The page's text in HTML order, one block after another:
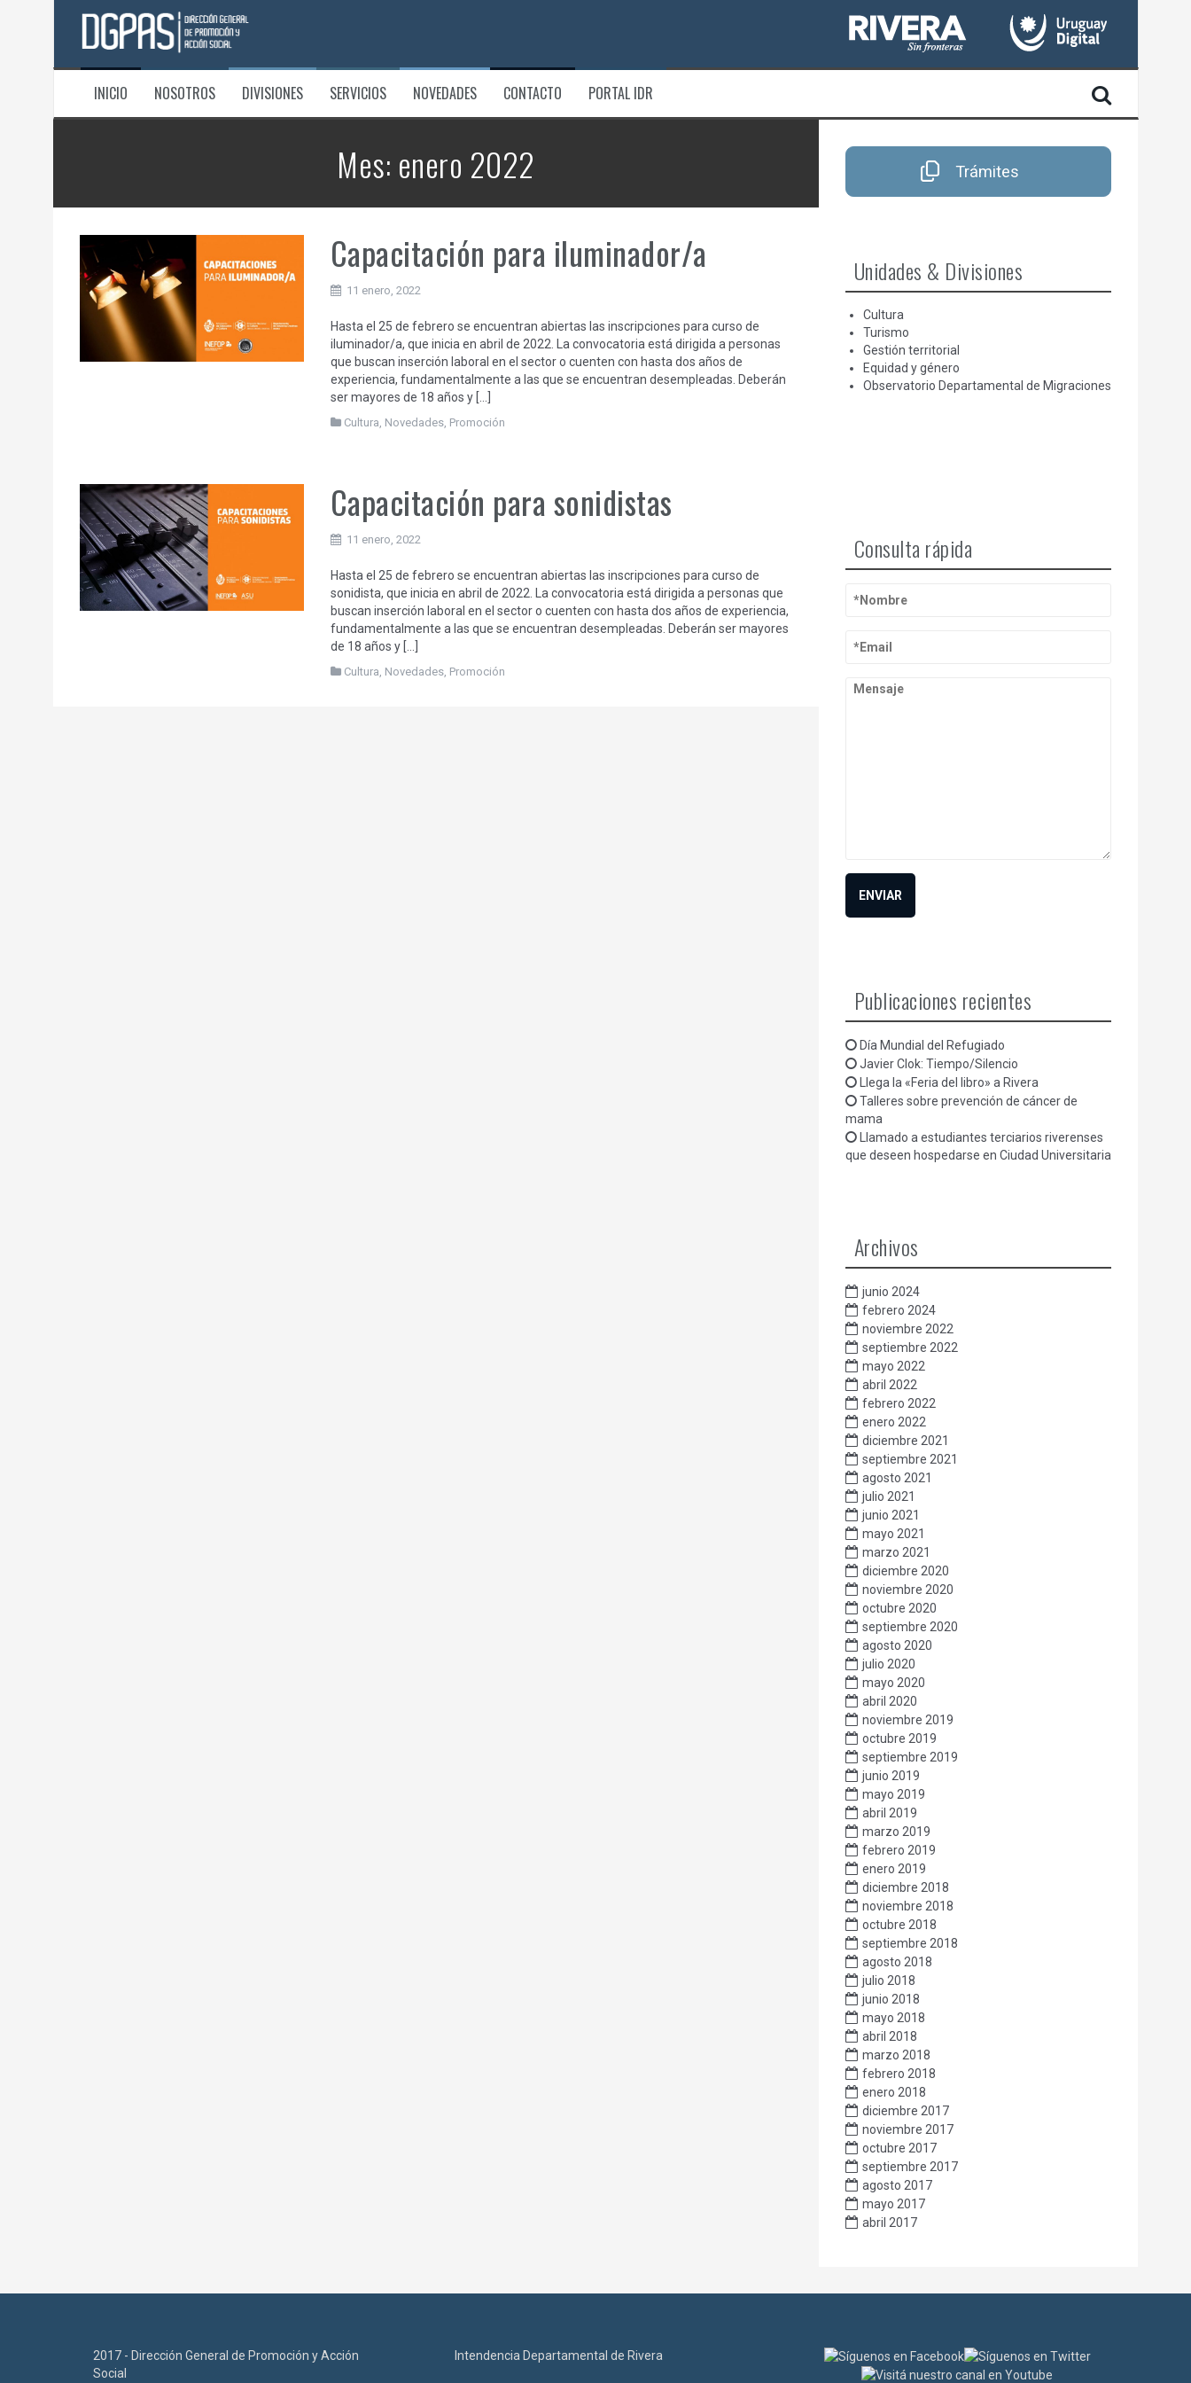
INICIO NOSOTROS DIVISIONES SERVICIOS NOVEDADES CONTACTO PORTAL IDR
Mes: enero 2022
Capacitación para iluminador/a
11 enero, 2022
Hasta el 25 de febrero se encuentran abiertas las inscripciones para curso de
iluminador/a, que inicia en abril de 2022. La convocatoria está dirigida a personas
que buscan inserción laboral en el sector o cuenten con hasta dos años de
experiencia, fundamentalmente a las que se encuentran desempleadas. Deberán
ser mayores de 18 años y […]
Cultura, Novedades, Promoción
Capacitación para sonidistas
11 enero, 2022
Hasta el 25 de febrero se encuentran abiertas las inscripciones para curso de
sonidista, que inicia en abril de 2022. La convocatoria está dirigida a personas que
buscan inserción laboral en el sector o cuenten con hasta dos años de experiencia,
fundamentalmente a las que se encuentran desempleadas. Deberán ser mayores
de 18 años y […]
Cultura, Novedades, Promoción
Trámites
Unidades & Divisiones
Cultura
Turismo
Gestión territorial
Equidad y género
Observatorio Departamental de Migraciones
Consulta rápida
Publicaciones recientes
Día Mundial del Refugiado
Javier Clok: Tiempo/Silencio
Llega la «Feria del libro» a Rivera
Talleres sobre prevención de cáncer de
mama
Llamado a estudiantes terciarios riverenses
que deseen hospedarse en Ciudad Universitaria
Archivos
junio 2024
febrero 2024
noviembre 2022
septiembre 2022
mayo 2022
abril 2022
febrero 2022
enero 2022
diciembre 2021
septiembre 2021
agosto 2021
julio 2021
junio 2021
mayo 2021
marzo 2021
diciembre 2020
noviembre 2020
octubre 2020
septiembre 2020
agosto 2020
julio 2020
mayo 2020
abril 2020
noviembre 2019
octubre 2019
septiembre 2019
junio 2019
mayo 2019
abril 2019
marzo 2019
febrero 2019
enero 2019
diciembre 2018
noviembre 2018
octubre 2018
septiembre 2018
agosto 2018
julio 2018
junio 2018
mayo 2018
abril 2018
marzo 2018
febrero 2018
enero 2018
diciembre 2017
noviembre 2017
octubre 2017
septiembre 2017
agosto 2017
mayo 2017
abril 2017
2017 - Dirección General de Promoción y Acción
Social
Intendencia Departamental de Rivera